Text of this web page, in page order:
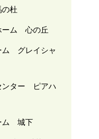
杜
ーム 心の丘
ム グレイシャ
ンター ピアハ
ム 城下